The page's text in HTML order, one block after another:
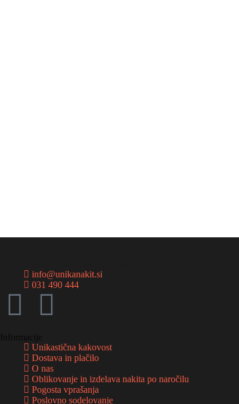
info@unikanakit.si
031 490 444
Unikastična kakovost
Dostava in plačilo
O nas
Oblikovanje in izdelava nakita po naročilu
Pogosta vprašanja
Poslovno sodelovanje